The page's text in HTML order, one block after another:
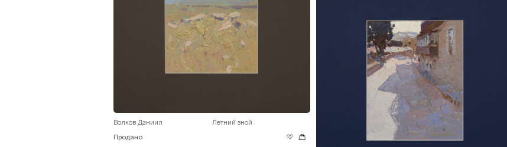
Волков Даниил Летний зной
Продано